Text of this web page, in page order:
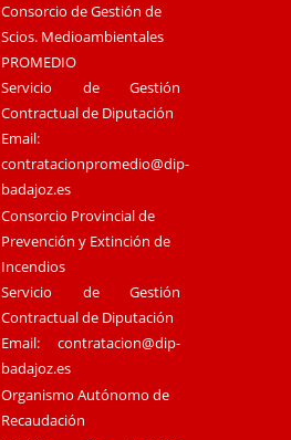
Consorcio de Gestión de
Scios. Medioambientales
PROMEDIO
Servicio de Gestión
Contractual de Diputación
Email:
contratacionpromedio@dip-
badajoz.es
Consorcio Provincial de
Prevención y Extinción de
Incendios
Servicio de Gestión
Contractual de Diputación
Email:contratacion@dip-
badajoz.es
Organismo Autónomo de
Recaudación